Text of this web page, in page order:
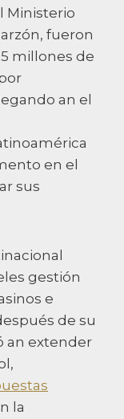
Ministerio
fueron
millones de
an el
en el
sus
gestión
e
de su
an extender
la